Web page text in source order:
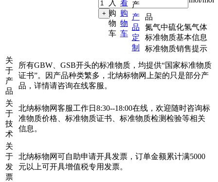
入
购
物
车
看
购
物
车
产
品
定
制
产
品
氮气中硫化氢气体
标准物质基本信息
标准物质销售提示
关
于
产
品
所有GBW、GSB开头的标准物质，均提供“国家标准物质
证书”。因产品种类繁多，北纳标物网上架的只是部分产
品，详情请咨询在线客服。
关
于
技
术
北纳标物网客服工作日8:30--18:00在线，欢迎随时咨询标
准物质价格、标准物质证书、标准物质检测检验等相关
信息。
关
于
发
票
北纳标物网可自助申请开具发票，订单金额累计满5000
元以上可开具增值税专用发票。